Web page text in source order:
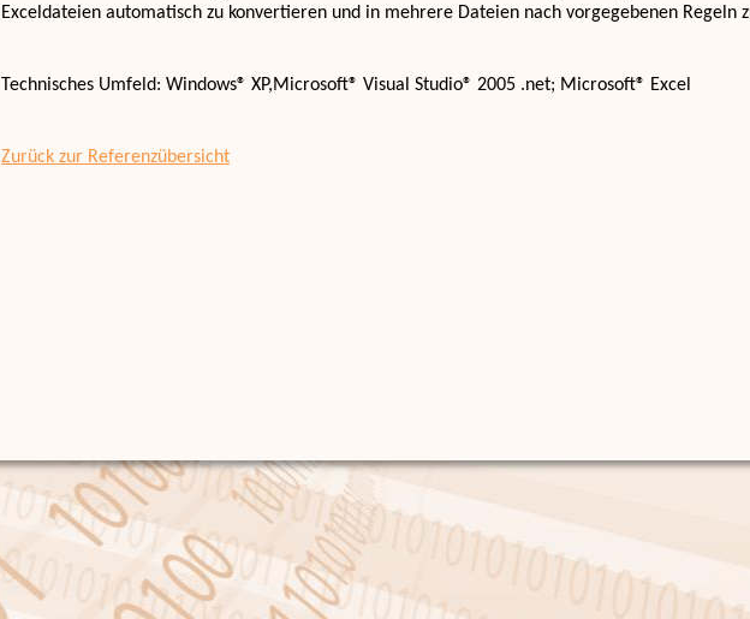
Exceldateien automatisch zu konvertieren und in mehrere Dateien nach vorgegebenen Regeln
Technisches Umfeld: Windows® XP,Microsoft® Visual Studio® 2005 .net; Microsoft® Excel
Zurück zur Referenzübersicht